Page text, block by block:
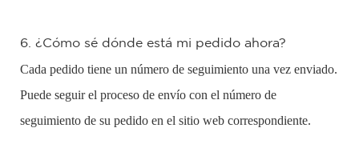
6. ¿Cómo sé dónde está mi pedido ahora?
Cada pedido tiene un número de seguimiento una vez enviado.
Puede seguir el proceso de envío con el número de
seguimiento de su pedido en el sitio web correspondiente.